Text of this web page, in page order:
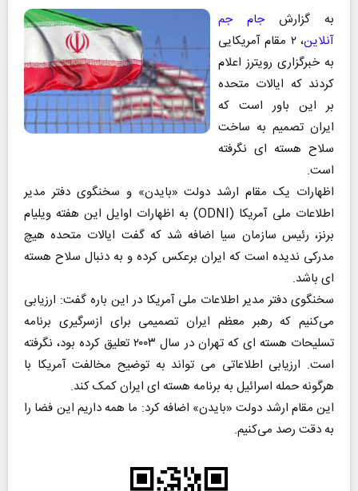
به گزارشجام جم
آنلاین
، ۲ مقام آمریکایی
به خبرگزاری رویترز اعلام
کردند که ایالات متحده
بر این باور است که
ایران تصمیم به ساخت
سلاح هسته‌ ای نگرفته
است.
اظهارات یک مقام ارشد دولت «بایدن» و سخنگوی دفتر مدیر
اطلاعات ملی آمریکا (ODNI) به اظهارات اوایل این هفته ویلیام
برنز، رئیس سازمان سیا اضافه شد که گفت ایالات متحده هیچ
مدرکی ندیده است که ایران برعکس کرده و به دنبال سلاح هسته
ای باشد.
سخنگوی دفتر مدیر اطلاعات ملی آمریکا در این باره گفت: ارزیابی
می‌کنیم که رهبر معظم ایران تصمیمی برای ازسرگیری برنامه
تسلیحات هسته‌ ای که تهران در سال ۲۰۰۳ تعلیق کرده بود، نگرفته
است. ارزیابی اطلاعاتی می تواند به توضیح مخالفت آمریکا با
هرگونه حمله اسرائیل به برنامه هسته ای ایران کمک کند.
این مقام ارشد دولت «بایدن» اضافه کرد: ما همه داریم این فضا را
به دقت رصد می‌کنیم.